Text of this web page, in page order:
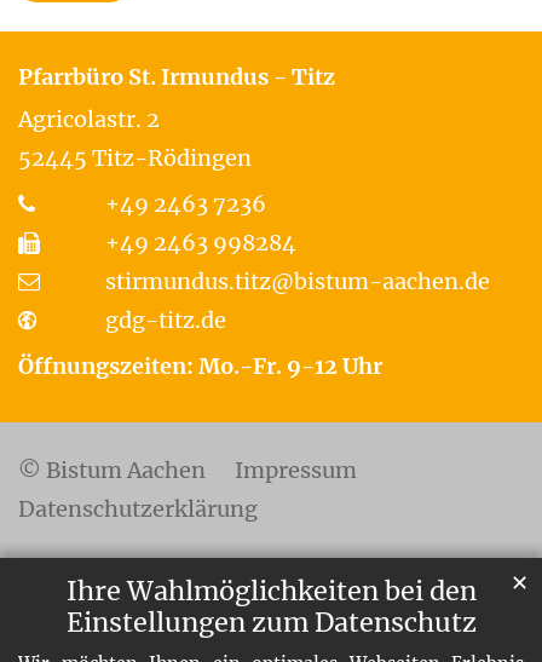
Ihre Wahlmöglichkeiten bei den
Einstellungen zum Datenschutz
✕
Pfarrbüro St. Irmundus - Titz
Agricolastr. 2
52445 Titz-Rödingen
+49 2463 7236
+49 2463 998284
stirmundus.titz@bistum-aachen.de
gdg-titz.de
Öffnungszeiten: Mo.-Fr. 9-12 Uhr
© Bistum Aachen
Impressum
Datenschutzerklärung